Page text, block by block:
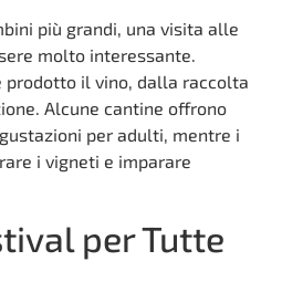
più grandi, una visita alle
molto interessante.
prodotto il vino, dalla raccolta
Alcune cantine offrono
per adulti, mentre i
i vigneti e imparare
per Tutte